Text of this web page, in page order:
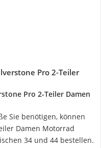
Pro 2-Teiler
Pro 2-Teiler Damen
Sie benötigen, können
Damen Motorrad
34 und 44 bestellen.